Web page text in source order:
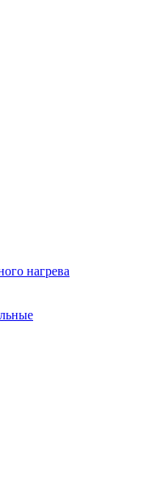
нагрева